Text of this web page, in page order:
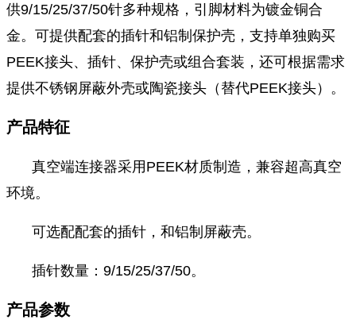
供9/15/25/37/50针多种规格，引脚材料为镀金铜合
金。可提供配套的插针和铝制保护壳，支持单独购买
PEEK接头、插针、保护壳或组合套装，还可根据需求
提供不锈钢屏蔽外壳或陶瓷接头（替代PEEK接头）。
产品特征
真空端连接器采用PEEK材质制造，兼容超高真空
环境。
可选配配套的插针，和铝制屏蔽壳。
插针数量：9/15/25/37/50。
产品参数